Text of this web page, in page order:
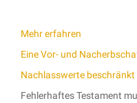
Mehr erfahren
Eine Vor- und
Nachlasswerte beschränkt
Fehlerhaftes Testament